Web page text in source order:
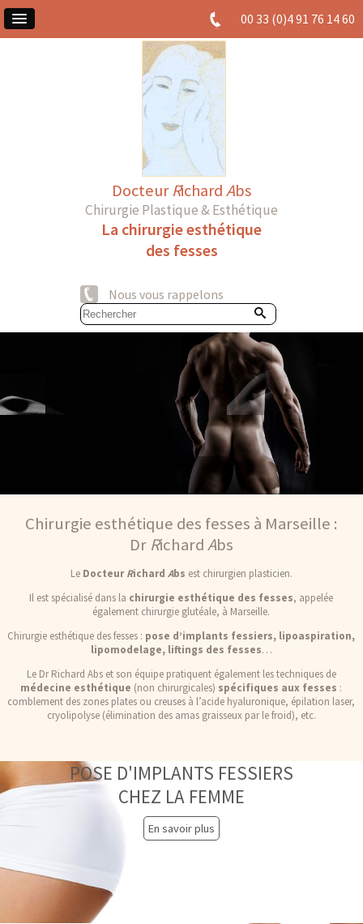
00 33 (0)4 91 76 14 60
DocteurRichardAbs
Chirurgie Plastique & Esthétique
La chirurgie esthétique
des fesses
Nous vous rappelons
Chirurgie esthétique des fesses à Marseille :
Dr RichardAbs
Le DocteurRichard Abs est chirurgien plasticien.
Il est spécialisé dans la chirurgie esthétique des fesses, appelée
également chirurgie glutéale, à Marseille.
Chirurgie esthétique des fesses : pose d’implants fessiers, lipoaspiration,
lipomodelage, liftings des fesses…
Le Dr Richard Abs et son équipe pratiquent également les techniques de
médecine esthétique (non chirurgicales) spécifiques aux fesses :
comblement des zones plates ou creuses à l’acide hyaluronique, épilation laser,
cryolipolyse (élimination des amas graisseux par le froid), etc.
POSE D'IMPLANTS FESSIERS
CHEZ LA FEMME
En savoir plus